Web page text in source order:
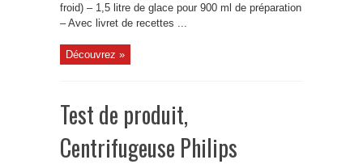
froid) – 1,5 litre de glace pour 900 ml de préparation
– Avec livret de recettes ...
Découvrez »
Test de produit,
Centrifugeuse Philips